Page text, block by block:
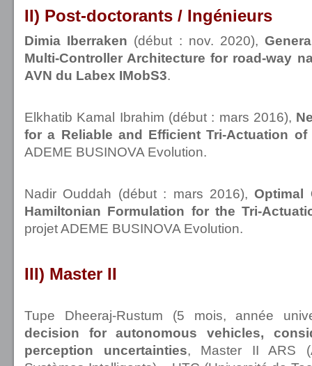
II) Post-doctorants / Ingénieurs
Dimia Iberraken (début : nov. 2020),
Multi-Controller Architecture for road-way
AVN du Labex IMobS3.
Elkhatib Kamal Ibrahim (début : mars 2016),
for a Reliable and Efficient Tri-Actuation of
ADEME BUSINOVA Evolution.
Nadir Ouddah (début : mars 2016),Optimal
Hamiltonian Formulation for the Tri-
projet ADEME BUSINOVA Evolution.
III) Master II
Tupe Dheeraj-Rustum (5 mois, année
decision for autonomous vehicles,
perception uncertainties, Master II ARS